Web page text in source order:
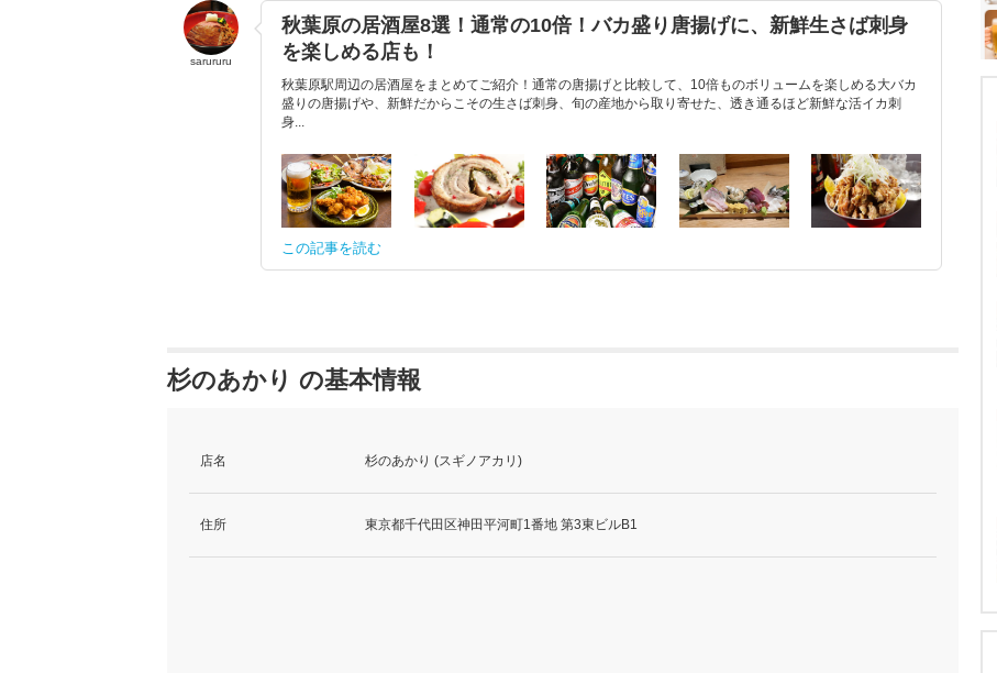
sarururu
秋葉原の居酒屋8選！通常の10倍！バカ盛り唐揚げに、新鮮生さば刺身
を楽しめる店も！
秋葉原駅周辺の居酒屋をまとめてご紹介！通常の唐揚げと比較して、10倍ものボリュームを楽しめる大バカ
盛りの唐揚げや、新鮮だからこその生さば刺身、旬の産地から取り寄せた、透き通るほど新鮮な活イカ刺
身...
この記事を読む
杉のあかり の基本情報
店名 杉のあかり (スギノアカリ)
住所 東京都千代田区神田平河町1番地 第3東ビルB1